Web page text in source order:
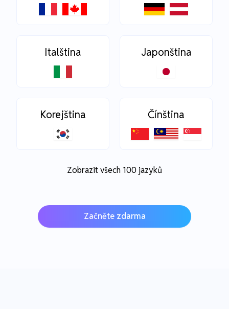
Italština Japonština
Korejština Čínština
Zobrazit všech 100 jazyků
Začněte zdarma